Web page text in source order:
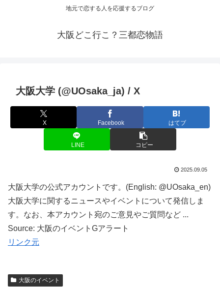
地元で恋する人を応援するブログ
大阪どこ行こ？三都恋物語
大阪大学 (@UOsaka_ja) / X
X Facebook はてブ
LINE コピー
2025.09.05
大阪大学の公式アカウントです。(English: @UOsaka_en)
大阪大学に関するニュースやイベントについて発信しま
す。なお、本アカウント宛のご意見やご質問など ...
Source: 大阪のイベントGアラート
リンク元
大阪のイベント